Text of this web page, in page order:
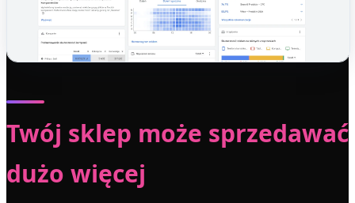
Twój sklep może sprzedawać
dużo więcej